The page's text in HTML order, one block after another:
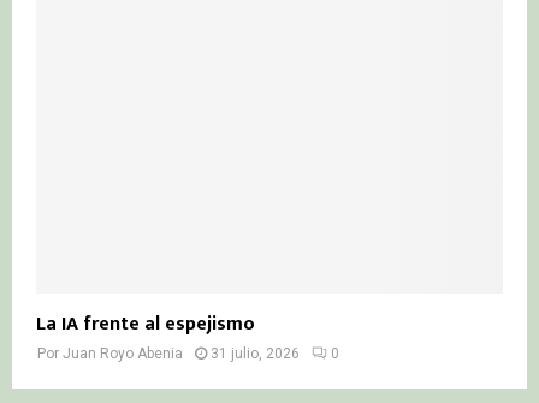
La IA frente al espejismo
Por Juan Royo Abenia 31 julio, 2026 0